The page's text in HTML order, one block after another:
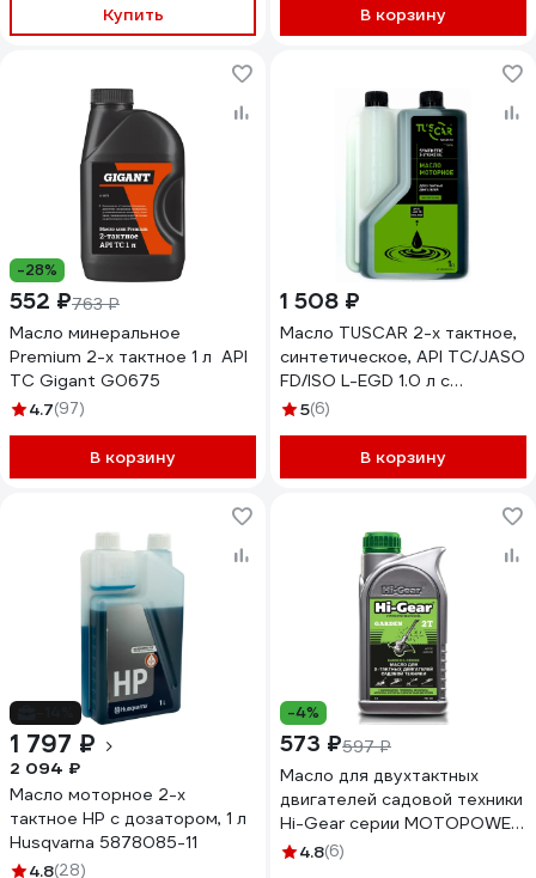
Купить В корзину
-28%
552 ₽763 ₽
Масло минеральное
Premium 2-х тактное 1 л API
TC Gigant G0675
4.7(97)
В корзину
1 508 ₽
Масло TUSCAR 2-х тактное,
синтетическое, API TC/JASO
FD/ISO L-EGD 1.0 л с
дозатором 301023015-10-2
5(6)
В корзину
1 797 ₽
2 094 ₽
Масло моторное 2-х
тактное HP с дозатором, 1 л
Husqvarna 5878085-11
4.8(28)
-4%
573 ₽597 ₽
Масло для двухтактных
двигателей садовой техники
Hi-Gear серии MOTOPOWER
HG1720
4.8(6)